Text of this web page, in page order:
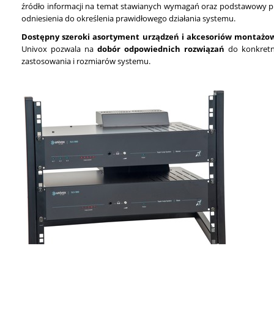
źródło informacji na temat stawianych wymagań oraz podstawowy
odniesienia do określenia prawidłowego działania systemu.
Dostępny szeroki asortyment urządzeń i akcesoriów
Univox pozwala na dobór odpowiednich rozwiązań do
zastosowania i rozmiarów systemu.